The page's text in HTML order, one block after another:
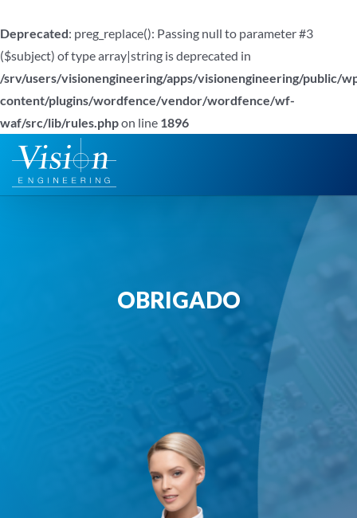
Deprecated: preg_replace(): Passing null to parameter #3
($subject) of type array|string is deprecated in
/srv/users/visionengineering/apps/visionengineering/public/
content/plugins/wordfence/vendor/wordfence/wf-
waf/src/lib/rules.phpon line 1896
para
OBRIGADO